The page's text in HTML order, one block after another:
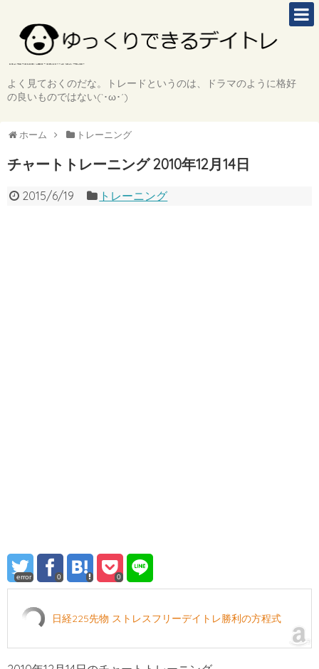
よく見ておくのだな。トレードというのは、ドラマのように格好
の良いものではない(`･ω･´)
ホーム トレーニング
チャートトレーニング 2010年12月14日
2015/6/19 トレーニング
error 0 0
日経225先物 ストレスフリーデイトレ勝利の方程式